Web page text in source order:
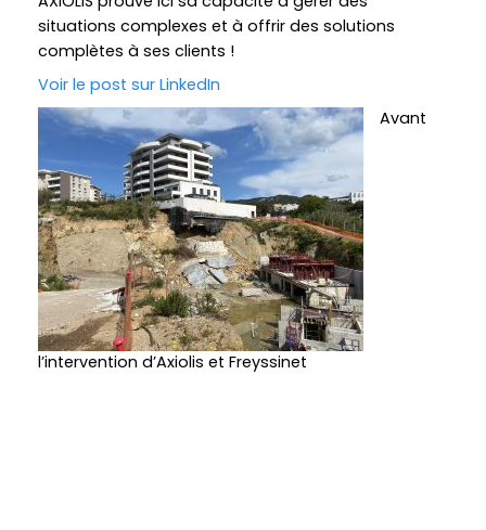
situations complexes et à offrir des solutions
complètes à ses clients !
Voir le post sur LinkedIn
Avant
l’intervention d’Axiolis et Freyssinet